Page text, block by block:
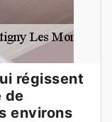
régissent
de
environs